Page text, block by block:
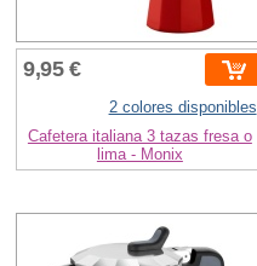
9,95 €
2 colores disponibles
Cafetera italiana 3 tazas fresa o
lima - Monix